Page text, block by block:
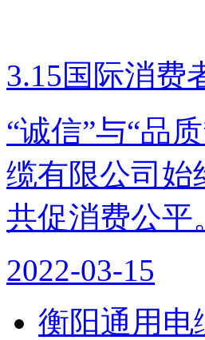
3.15国际消费
“诚信”与“品
缆有限公司始
共促消费公平
2022-03-15
衡阳通用电